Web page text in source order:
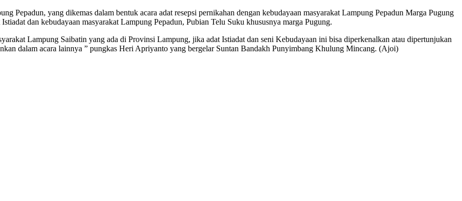
Pepadun, yang dikemas dalam bentuk acara adat resepsi pernikahan dengan kebudayaan masyarakat Lampung Pepadun Marga Pugung
dan kebudayaan masyarakat Lampung Pepadun, Pubian Telu Suku khususnya marga Pugung.
Lampung Saibatin yang ada di Provinsi Lampung, jika adat Istiadat dan seni Kebudayaan ini bisa diperkenalkan atau dipertunjukan
dalam acara lainnya ” pungkas Heri Apriyanto yang bergelar Suntan Bandakh Punyimbang Khulung Mincang. (Ajoi)